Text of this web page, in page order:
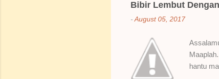
n
t
Bibir Lembut
- August 05, 2017
hantu